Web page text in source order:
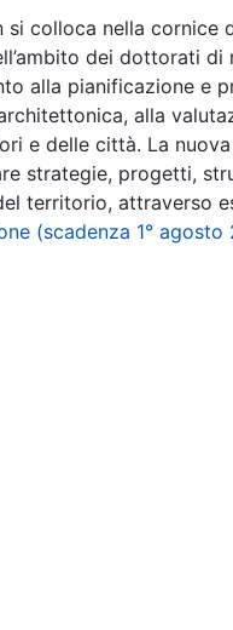
si colloca nella cornice
dei dottorati
alla pianificazione e
alla
e delle città. La
strategie, progetti,
territorio, attraverso
(scadenza 1° agosto